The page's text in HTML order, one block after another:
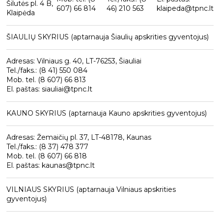
Šilutės pl. 4 B,
Klaipėda
607) 66 814
46) 210 563
klaipeda@tpnc.lt
ŠIAULIŲ SKYRIUS (aptarnauja Šiaulių apskrities gyventojus)
Adresas: Vilniaus g. 40, LT-76253, Šiauliai
Tel./faks.: (8 41) 550 084
Mob. tel. (8 607) 66 813
El. paštas: siauliai@tpnc.lt
KAUNO SKYRIUS (aptarnauja Kauno apskrities gyventojus)
Adresas: Žemaičių pl. 37, LT-48178, Kaunas
Tel./faks.: (8 37) 478 377
Mob. tel. (8 607) 66 818
El. paštas: kaunas@tpnc.lt
VILNIAUS SKYRIUS (aptarnauja Vilniaus apskrities
gyventojus)